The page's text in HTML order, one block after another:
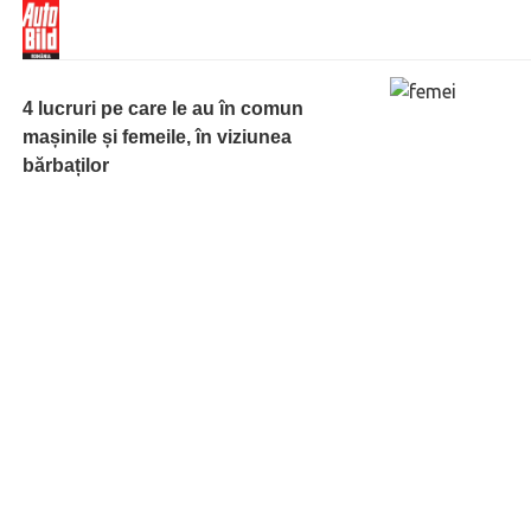
4 lucruri pe care le au în comun
mașinile și femeile, în viziunea
bărbaților